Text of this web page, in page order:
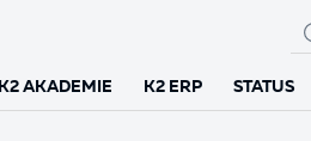
K2 AKADEMIE K2 ERP STATUS